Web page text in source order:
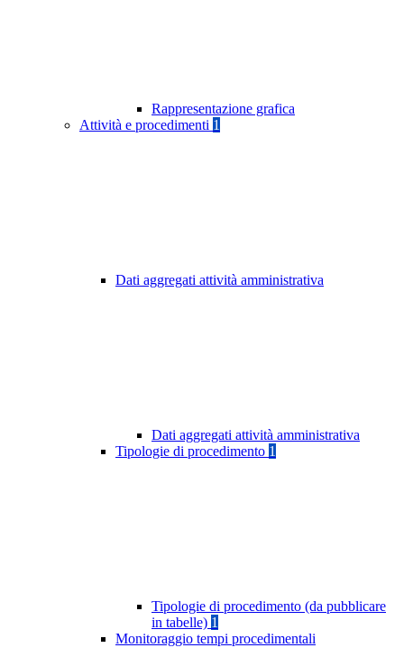
Rappresentazione grafica
Attività e procedimenti 1
Dati aggregati attività amministrativa
Dati aggregati attività amministrativa
Tipologie di procedimento 1
Tipologie di procedimento (da pubblicare
in tabelle) 1
Monitoraggio tempi procedimentali